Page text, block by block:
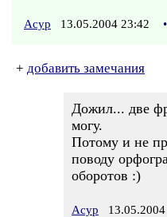
Асур 13.05.2004 23:42 •
+ добавить замечания
Дожил... две
могу.
Потому и не
поводу
оборотов :)
Асур 13.05.2004